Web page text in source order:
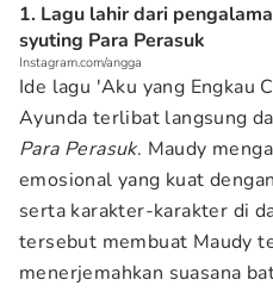
1. Lagu lahir dari
syuting Para Perasuk
Instagram.com/angga
Ide lagu 'Aku yang Engkau
Ayunda terlibat langsung
Para Perasuk. Maudy
emosional yang kuat
serta karakter-karakter di
tersebut membuat Maudy
menerjemahkan suasana